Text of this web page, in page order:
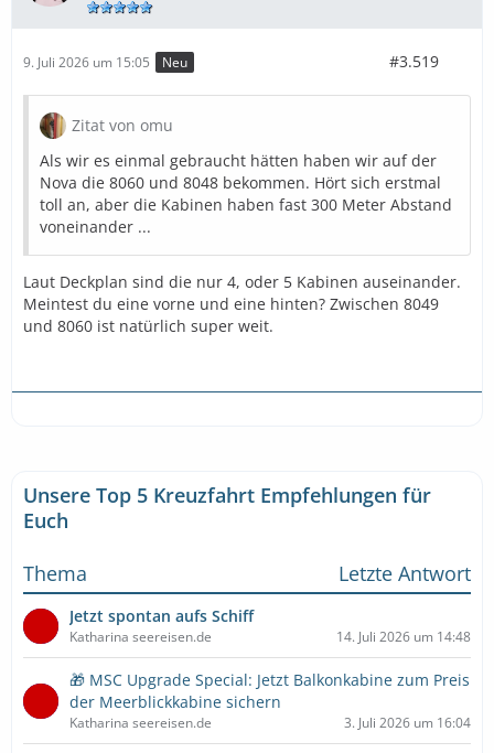
9. Juli 2026 um 15:05 Neu #3.519
Zitat von omu
Als wir es einmal gebraucht hätten haben wir auf der
Nova die 8060 und 8048 bekommen. Hört sich erstmal
toll an, aber die Kabinen haben fast 300 Meter Abstand
voneinander ...
Laut Deckplan sind die nur 4, oder 5 Kabinen auseinander.
Meintest du eine vorne und eine hinten? Zwischen 8049
und 8060 ist natürlich super weit.
Unsere Top 5 Kreuzfahrt Empfehlungen für
Euch
Thema
Letzte Antwort
Jetzt spontan aufs Schiff
Katharina seereisen.de 14. Juli 2026 um 14:48
🎁 MSC Upgrade Special: Jetzt Balkonkabine zum Preis
der Meerblickkabine sichern
Katharina seereisen.de 3. Juli 2026 um 16:04